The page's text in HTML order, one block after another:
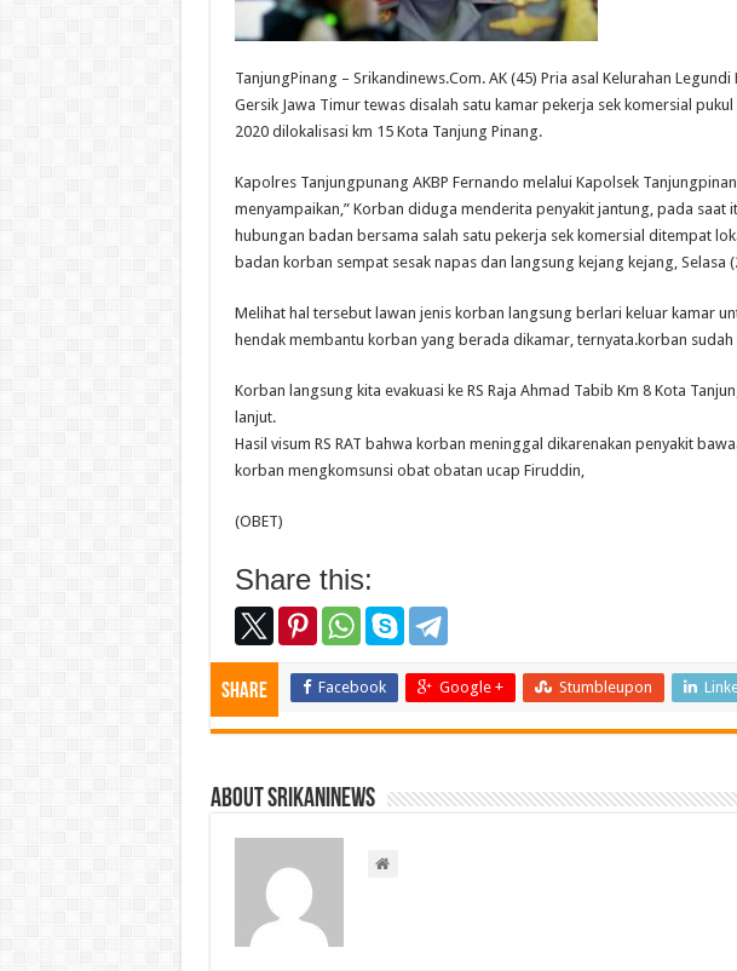
TanjungPinang – Srikandinews.Com. AK (45) Pria asal Kelurahan
Gersik Jawa Timur tewas disalah satu kamar pekerja sek komersial
2020 dilokalisasi km 15 Kota Tanjung Pinang.
Kapolres Tanjungpunang AKBP Fernando melalui Kapolsek
menyampaikan,” Korban diduga menderita penyakit jantung, pada saat
hubungan badan bersama salah satu pekerja sek komersial ditempat
badan korban sempat sesak napas dan langsung kejang kejang, Selasa
Melihat hal tersebut lawan jenis korban langsung berlari keluar kamar
hendak membantu korban yang berada dikamar, ternyata.korban
Korban langsung kita evakuasi ke RS Raja Ahmad Tabib Km 8 Kota
lanjut.
Hasil visum RS RAT bahwa korban meninggal dikarenakan penyakit
korban mengkomsunsi obat obatan ucap Firuddin,
(OBET)
Share this:
Share Facebook Google + Stumbleupon
About srikaninews